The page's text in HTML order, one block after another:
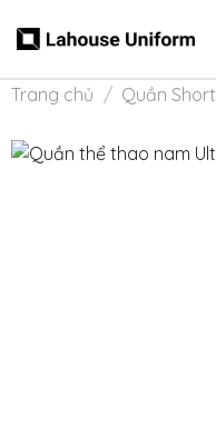
Trang chủ / Quần Short